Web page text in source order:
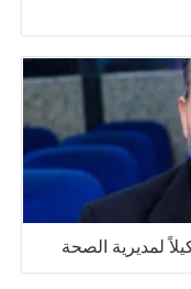
لمديرية الصحة